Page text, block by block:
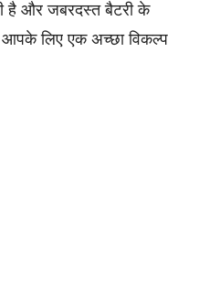
है और जबरदस्त बैटरी के
लिए एक अच्छा विकल्प